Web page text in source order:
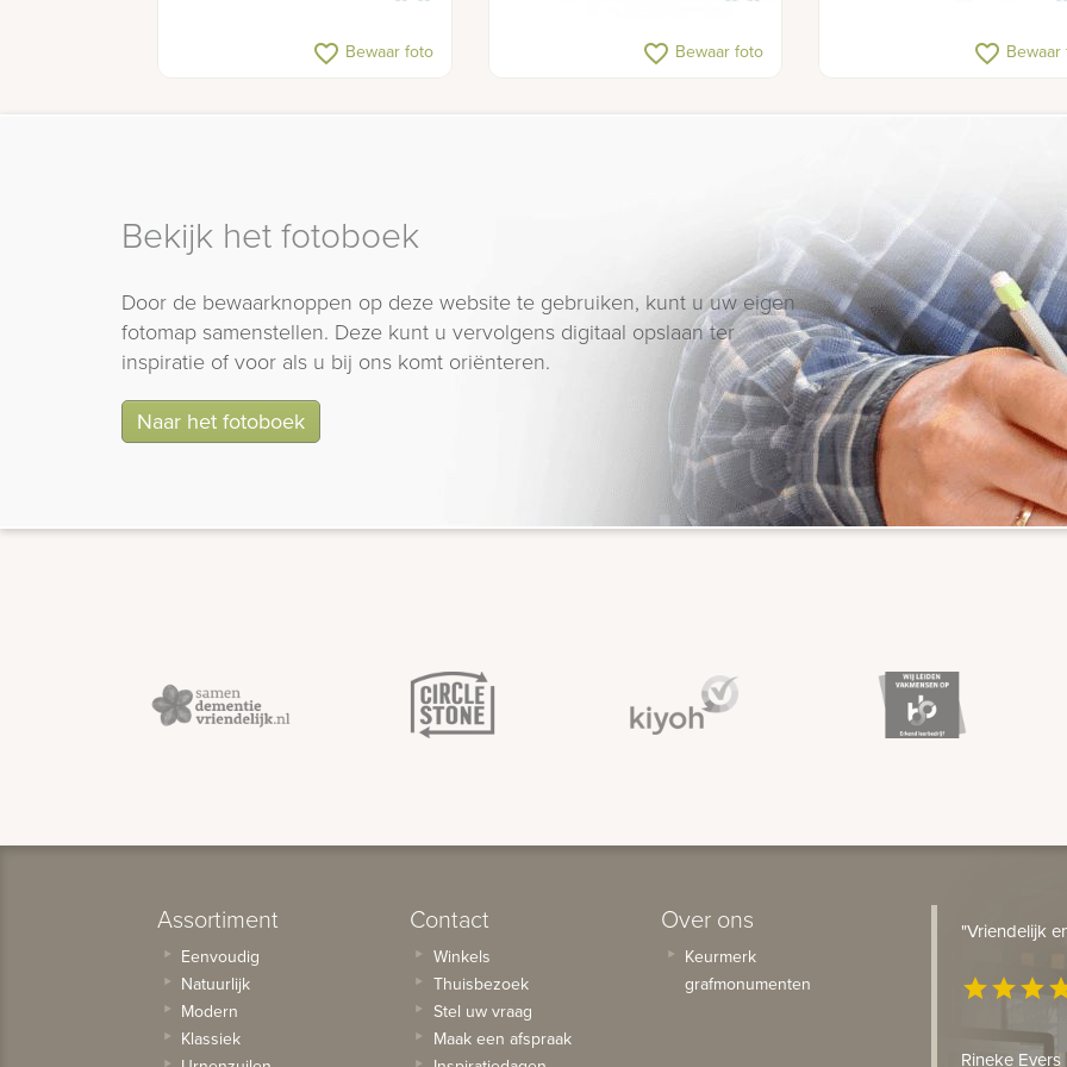
favorite_border Bewaar foto favorite_border Bewaar foto favorite_border Bewaar
Bekijk het fotoboek
Door de bewaarknoppen op deze website te gebruiken, kunt u uw eigen
fotomap samenstellen. Deze kunt u vervolgens digitaal opslaan ter
inspiratie of voor als u bij ons komt oriënteren.
Naar het fotoboek
Assortiment
Eenvoudig
Natuurlijk
Modern
Klassiek
Contact
Winkels
Thuisbezoek
Stel uw vraag
Maak een afspraak
Over ons
Keurmerk
grafmonumenten
"Vriendelijk
starstarstar
Rineke